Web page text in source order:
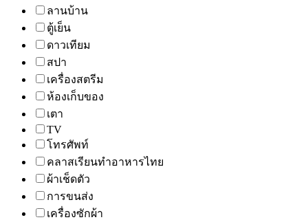
ลานบ้าน
ตู้เย็น
ดาวเทียม
สปา
เครื่องสตรีม
ห้องเก็บของ
เตา
TV
โทรศัพท์
คลาสเรียนทำอาหารไทย
ผ้าเช็ดตัว
การขนส่ง
เครื่องซักผ้า